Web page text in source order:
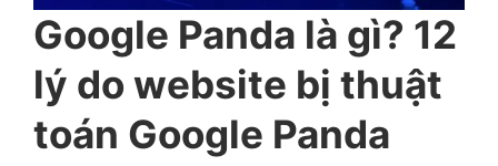
Google Panda là gì? 12
lý do website bị thuật
toán Google Panda